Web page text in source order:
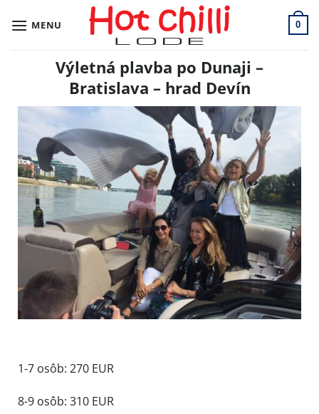
MENU 0
Výletná plavba po Dunaji –
Bratislava – hrad Devín
1-7 osôb: 270 EUR
8-9 osôb: 310 EUR